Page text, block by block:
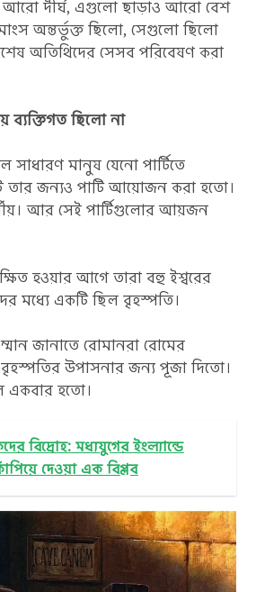
আরো দীর্ঘ, এগুলো ছাড়াও আরো বেশ
মাংস অন্তর্ভুক্ত ছিলো, সেগুলো ছিলো
অতিথিদের সেসব পরিবেষণ করা
ছিলো না
মানুষ যেনো পার্টিতে
তার জন্যও পাটি আয়োজন করা হতো।
আর সেই পার্টিগুলোর আয়জন
হওয়ার আগে তারা বহু ইশ্বরের
মধ্যে একটি ছিল বৃহস্পতি।
জানাতে রোমানরা রোমের
বৃহস্পতির উপাসনার জন্য পূজা দিতো।
একবার হতো।
বিদ্রোহ: মধ্যযুগের ইংল্যান্ডে
দেওয়া এক বিপ্লব